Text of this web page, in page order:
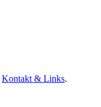
Kontakt & Links.